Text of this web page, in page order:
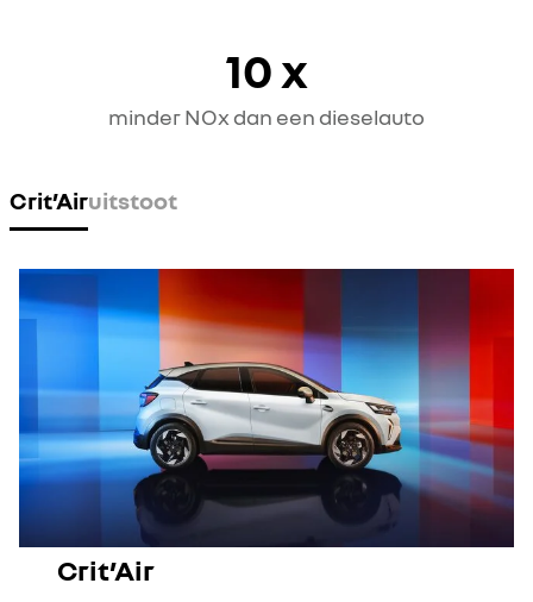
10 x
minder NOx dan een dieselauto
Crit’Airuitstoot
Crit’Air